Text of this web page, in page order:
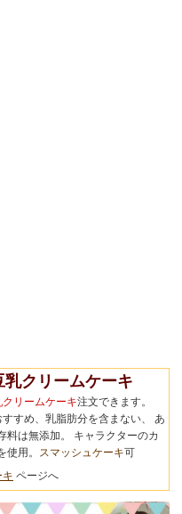
クリームケーキ
リームケーキ注文できます。
すめ、乳脂肪分を含まない、 あ
料は無添加。 キャラクターのカ
用。 スマッシュケーキ可
キ ページへ